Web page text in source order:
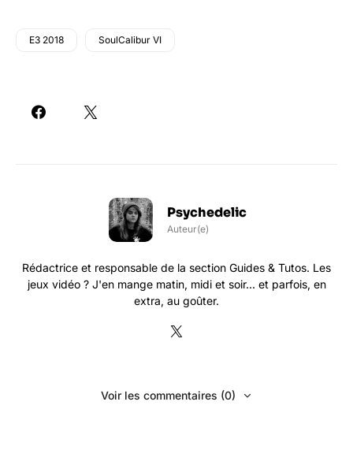
E3 2018 SoulCalibur VI
Psychedelic
Auteur(e)
Rédactrice et responsable de la section Guides & Tutos. Les
jeux vidéo ? J'en mange matin, midi et soir... et parfois, en
extra, au goûter.
Voir les commentaires (0)